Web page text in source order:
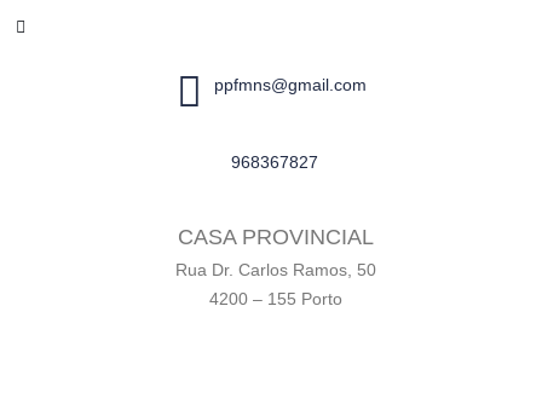
ppfmns@gmail.com
968367827
CASA PROVINCIAL
Rua Dr. Carlos Ramos, 50
4200 – 155 Porto